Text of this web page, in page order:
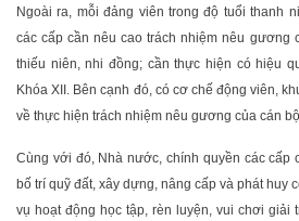
Ngoài ra, mỗi đảng viên trong độ tuổi thanh
các cấp cần nêu cao trách nhiệm nêu gương
thiếu niên, nhi đồng; cần thực hiện có hiệu
Khóa XII. Bên cạnh đó, có cơ chế động viên,
về thực hiện trách nhiệm nêu gương của cán
Cùng với đó, Nhà nước, chính quyền các cấp
bố trí quỹ đất, xây dựng, nâng cấp và phát huy
vụ hoạt động học tập, rèn luyện, vui chơi giải